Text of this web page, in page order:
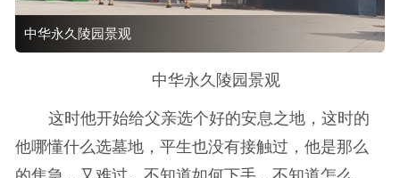
中华永久陵园景观
中华永久陵园景观
这时他开始给父亲选个好的安息之地，这时的
他哪懂什么选墓地，平生也没有接触过，他是那么